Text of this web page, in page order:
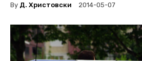
By Д. Христовски 2014-05-07